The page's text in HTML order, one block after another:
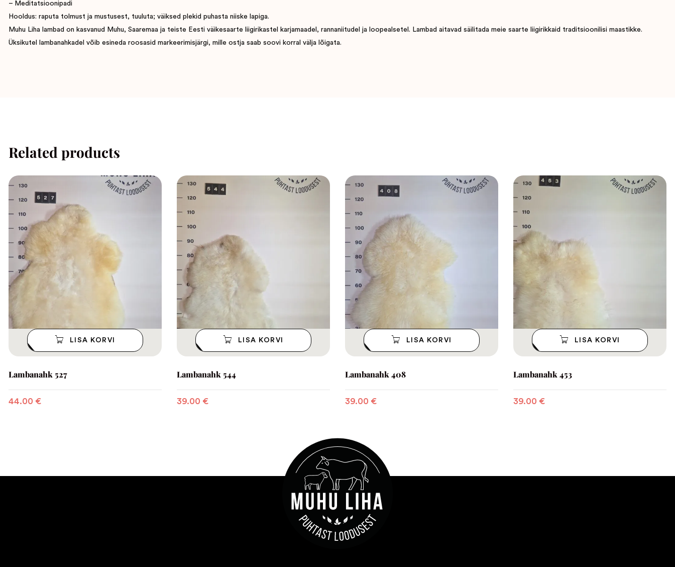
– Meditatsioonipadi
Hooldus: raputa tolmust ja mustusest, tuuluta; väiksed plekid puhasta niiske lapiga.
Muhu Liha lambad on kasvanud Muhu, Saaremaa ja teiste Eesti väikesaarte liigirikastel karjamaadel, rannaniitudel ja loopealsetel. Lambad aitavad säilitada meie saarte liigirikkaid traditsioonilisi maastikke.
Üksikutel lambanahkadel võib esineda roosasid markeerimisjärgi, mille ostja saab soovi korral välja lõigata.
Related products
LISA KORVI
Lambanahk 527
44.00 €
LISA KORVI
Lambanahk 544
39.00 €
LISA KORVI
Lambanahk 408
39.00 €
LISA KORVI
Lambanahk 453
39.00 €